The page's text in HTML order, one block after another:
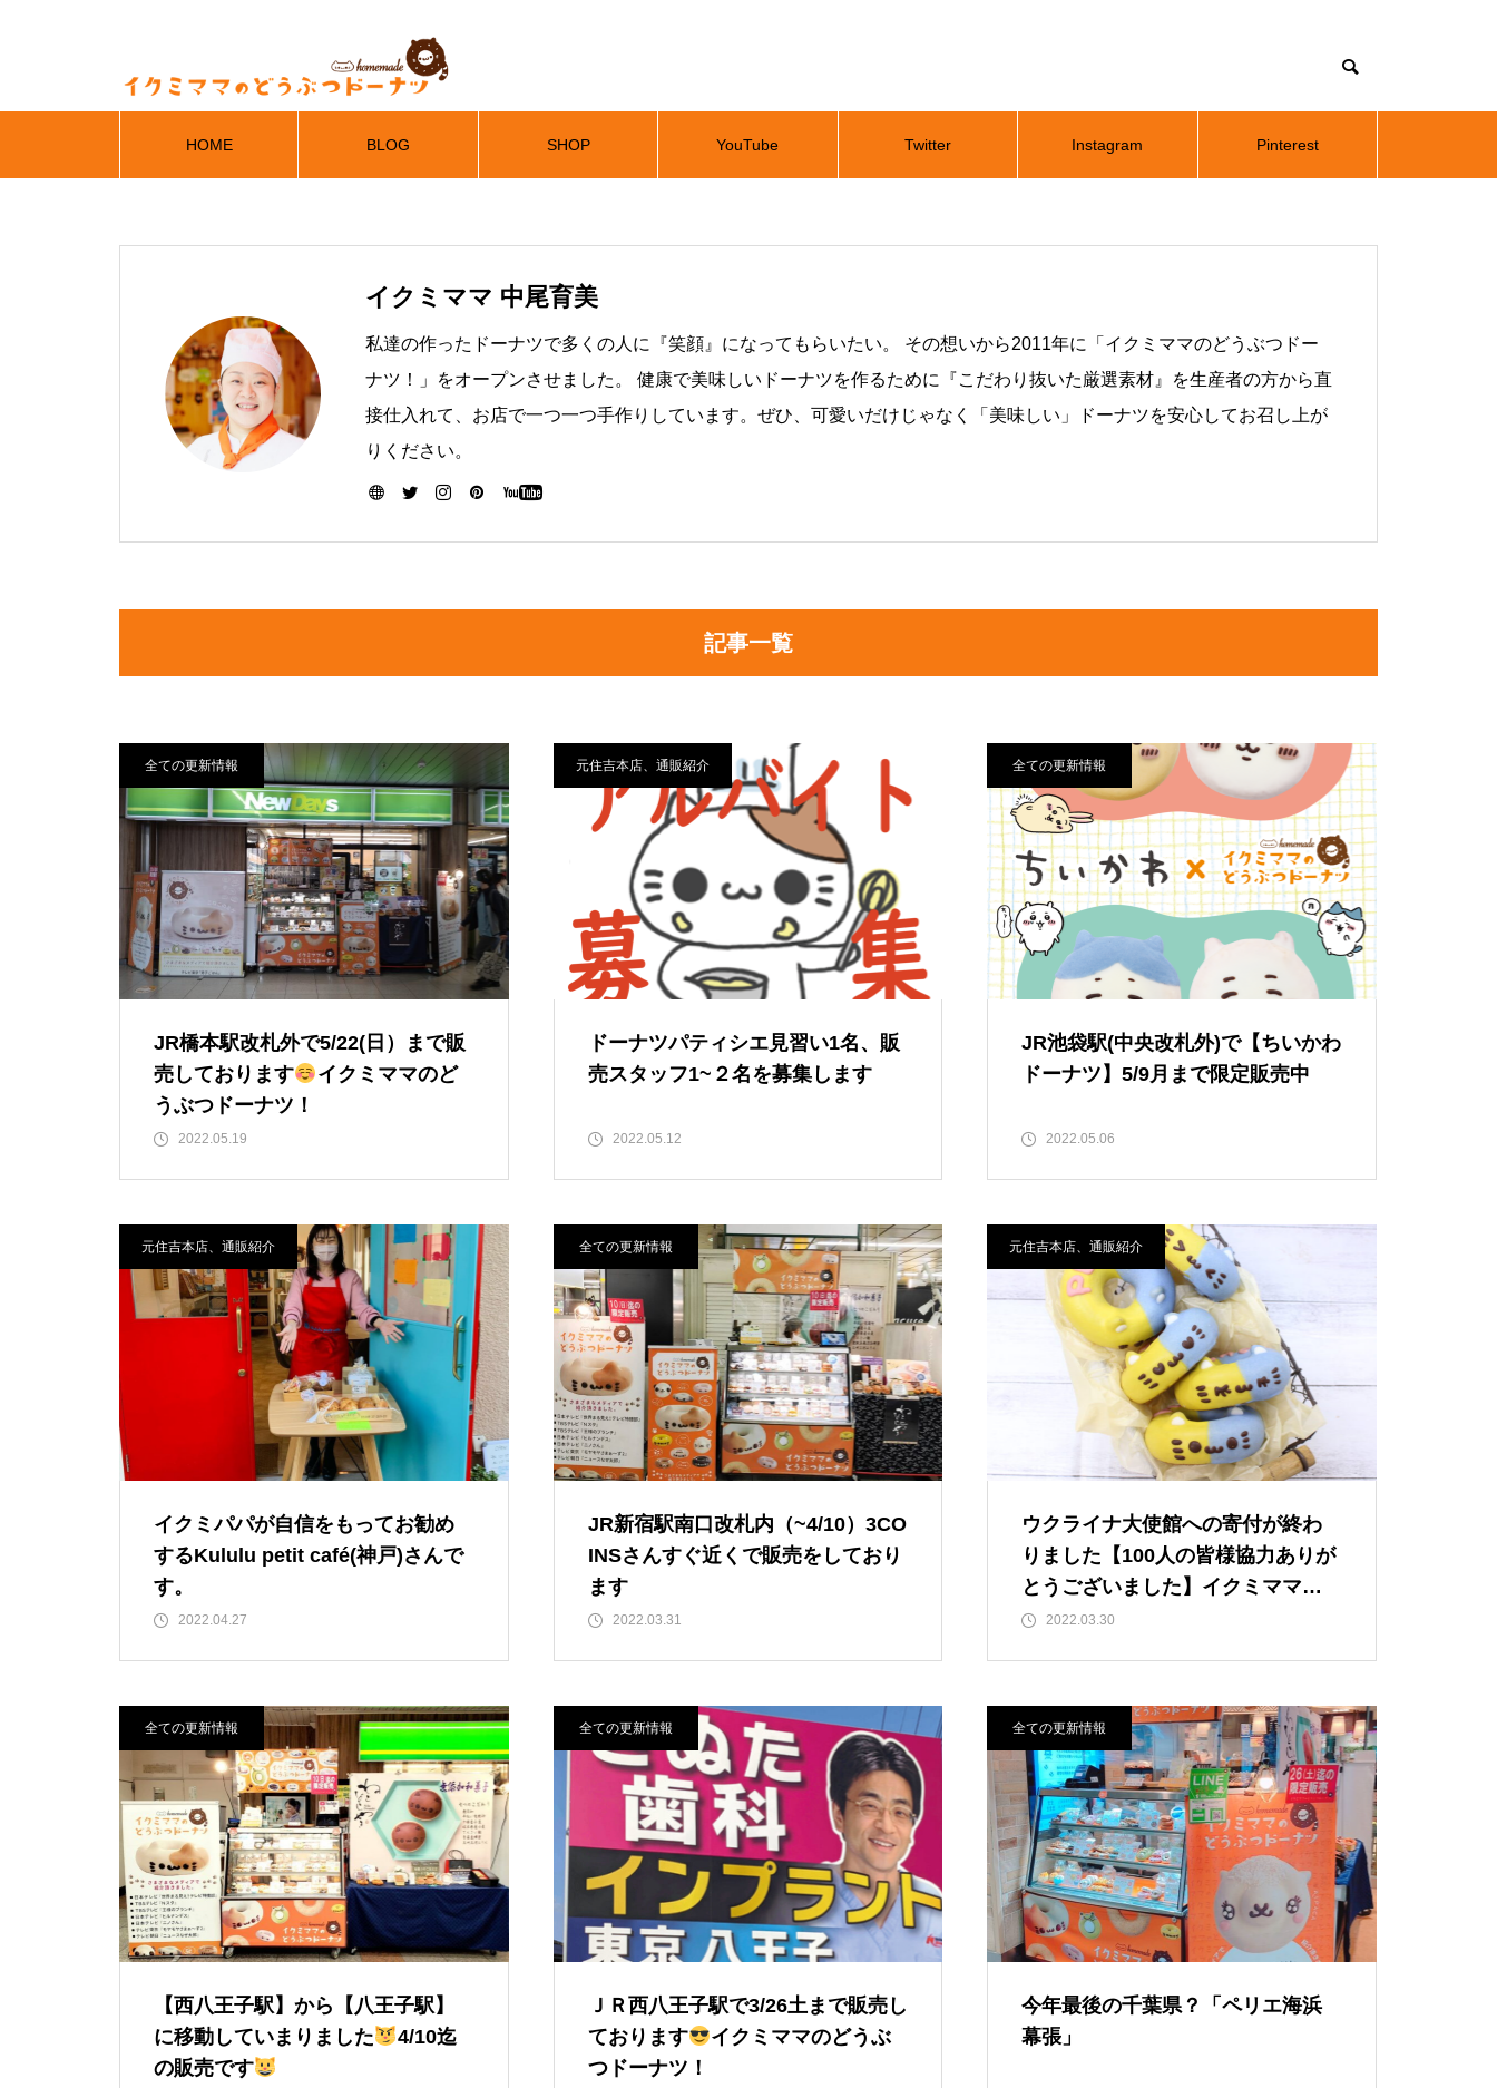
HOME BLOG SHOP YouTube Twitter Instagram Pinterest
イクミママ 中尾育美
私達の作ったドーナツで多くの人に『笑顔』になってもらいたい。 その想いから2011年に「イクミママのどうぶつドー
ナツ！」をオープンさせました。 健康で美味しいドーナツを作るために『こだわり抜いた厳選素材』を生産者の方から直
接仕入れて、お店で一つ一つ手作りしています。ぜひ、可愛いだけじゃなく「美味しい」ドーナツを安心してお召し上が
りください。
記事一覧
全ての更新情報
JR橋本駅改札外で5/22(日）まで販
売しております
イクミママのど
うぶつドーナツ！
2022.05.19
元住吉本店、通販紹介
ドーナツパティシエ見習い1名、販
売スタッフ1~２名を募集します
2022.05.12
全ての更新情報
JR池袋駅(中央改札外)で【ちいかわ
ドーナツ】5/9月まで限定販売中
2022.05.06
元住吉本店、通販紹介
イクミパパが自信をもってお勧め
するKululu petit café(神戸)さんで
す。
2022.04.27
全ての更新情報
JR新宿駅南口改札内（~4/10）3CO
INSさんすぐ近くで販売をしており
ます
2022.03.31
元住吉本店、通販紹介
ウクライナ大使館への寄付が終わ
りました【100人の皆様協力ありが
とうございました】イクミママの
どうぶつドーナツ！
2022.03.30
全ての更新情報
【西八王子駅】から【八王子駅】
に移動していまりました
4/10迄
の販売です
全ての更新情報
ＪＲ西八王子駅で3/26土まで販売し
ております
イクミママのどうぶ
つドーナツ！
全ての更新情報
今年最後の千葉県？「ペリエ海浜
幕張」